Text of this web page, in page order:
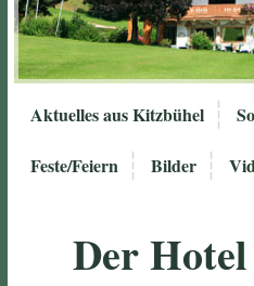
Aktuelles aus Kitzbühel
Feste/Feiern Bilder
Der